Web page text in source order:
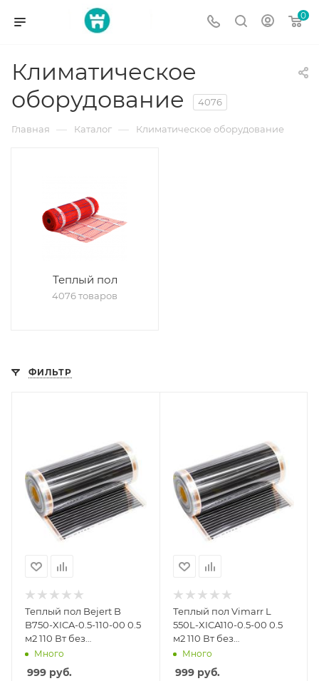
0
Климатическое
оборудование
4076
Главная — Каталог — Климатическое оборудование
Теплый пол
4076 товаров
ФИЛЬТР
Теплый пол Bejert B
B750-XICA-0.5-110-00 0.5
м2 110 Вт без
терморегулятора
Много
999 руб.
Теплый пол Vimarr L
550L-XICA110-0.5-00 0.5
м2 110 Вт без
терморегулятора
Много
999руб.